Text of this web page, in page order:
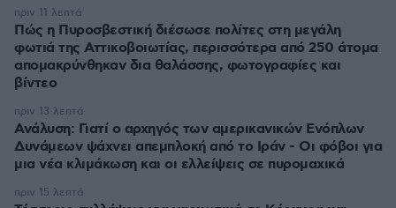
Πώς η Πυροσβεστική διέσωσε πολίτες στη μεγάλη
φωτιά της Αττικοβοιωτίας, περισσότερα από 250 άτομα
απομακρύνθηκαν δια θαλάσσης, φωτογραφίες και
βίντεο
πριν 11 λεπτά
Ανάλυση: Γιατί ο αρχηγός των αμερικανικών Ενόπλων
Δυνάμεων ψάχνει απεμπλοκή από το Ιράν - Οι φόβοι για
μια νέα κλιμάκωση και οι ελλείψεις σε πυρομαχικά
πριν 13 λεπτά
πριν 15 λεπτά